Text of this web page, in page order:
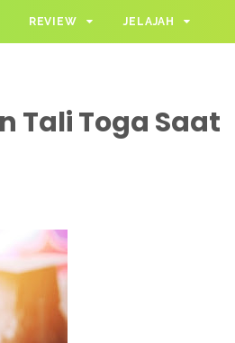
REVIEW JELAJAH
Tali Toga Saat